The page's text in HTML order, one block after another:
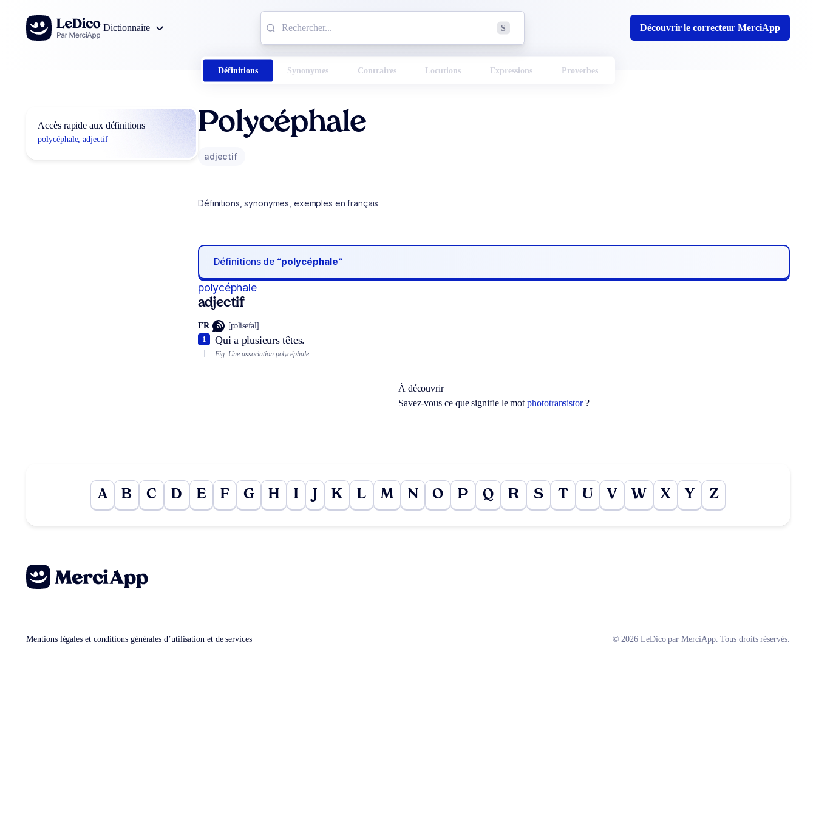
Aller au contenu
Dictionnaire
S Découvrir le correcteur MerciApp
Définitions Synonymes Contraires Locutions Expressions Proverbes
Accès rapide aux définitions
polycéphale, adjectif
Polycéphale
adjectif
Définitions, synonymes, exemples en français
Définitions de “polycéphale“
polycéphale
adjectif
FR [pɔlisefal]
Qui a plusieurs têtes.
1
Fig. Une association polycéphale.
À découvrir
Savez-vous ce que signifie le motphototransistor?
A B C D E F G H I J K L M N O P Q R S T U V W X Y Z
Mentions légales et conditions générales d’utilisation et de services © 2026 LeDico par MerciApp. Tous droits réservés.